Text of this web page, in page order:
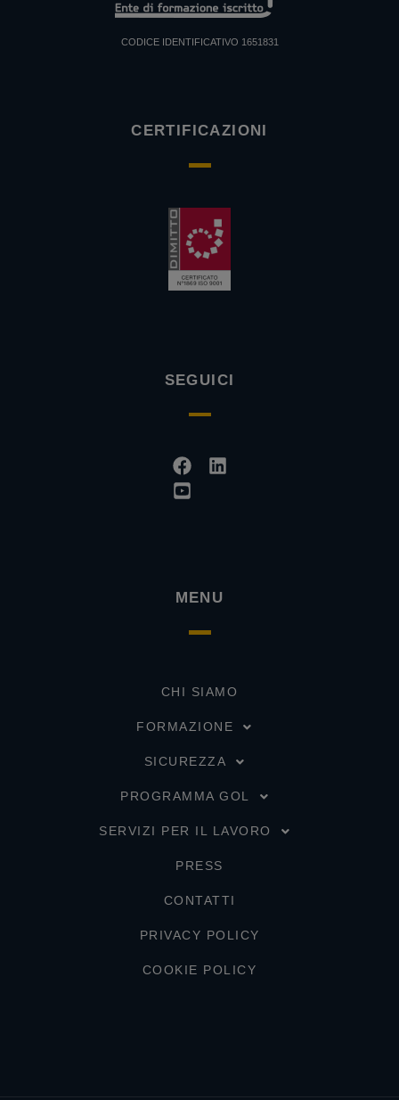
CODICE IDENTIFICATIVO 1651831
CERTIFICAZIONI
SEGUICI
Facebook
Linkedin
Youtube-
square
MENU
CHI SIAMO
FORMAZIONE
SICUREZZA
PROGRAMMA GOL
SERVIZI PER IL LAVORO
PRESS
CONTATTI
PRIVACY POLICY
COOKIE POLICY